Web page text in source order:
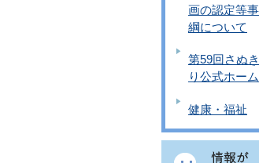
画の認定等
綱について
第59回さぬ
り公式ホー
健康・福祉